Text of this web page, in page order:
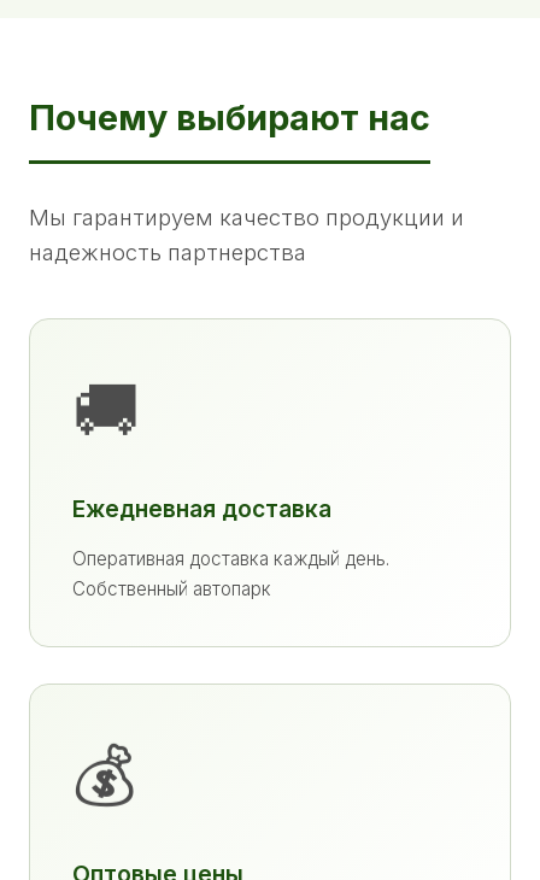
Почему выбирают нас
Мы гарантируем качество продукции и
надежность партнерства
🚚
Ежедневная доставка
Оперативная доставка каждый день.
Собственный автопарк
💰
Оптовые цены